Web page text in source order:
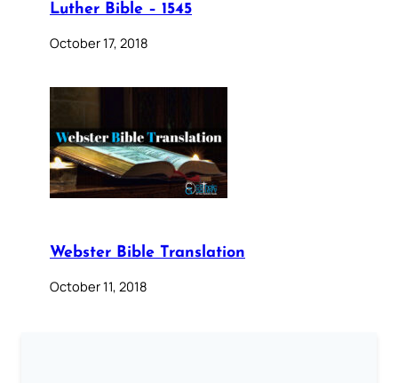
Luther Bible – 1545
October 17, 2018
Webster Bible Translation
October 11, 2018